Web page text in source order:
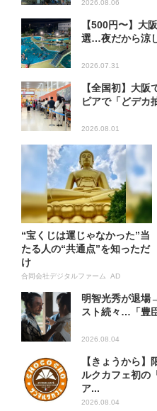
2026.08.06
【500円〜】大
選…夜だから涼
2026.07.31
【全国初】大
ピアで「どデカ
2026.08.01
“宝くじは運じゃなかった”当
たる人の“共通点”を知っただ
け
合同会社デジタルファーム AD
明智光秀が退場
スト続々…「豊
2026.08.04
【きょうから
ルクカフェ初の
ア...
2026.08.04